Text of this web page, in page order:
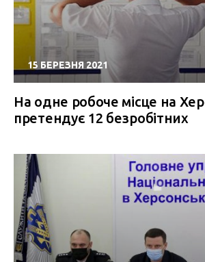
15 БЕРЕЗНЯ 2021
На одне робоче місце на
претендує 12 безробітних